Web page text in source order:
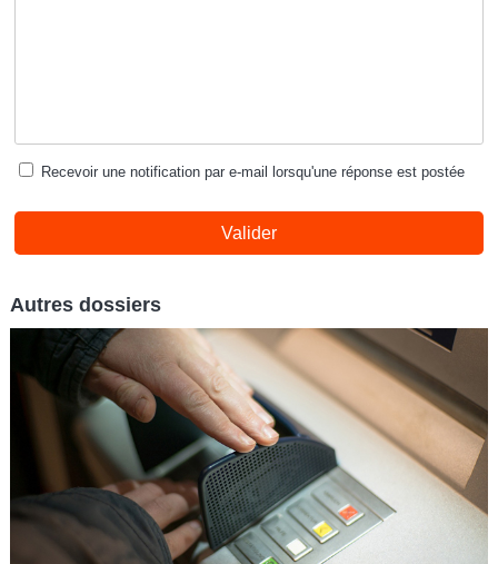
Recevoir une notification par e-mail lorsqu'une réponse est postée
Valider
Autres dossiers